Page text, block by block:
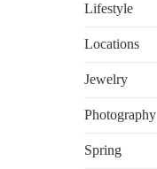
Lifestyle
Locations
Jewelry
Photography
Spring